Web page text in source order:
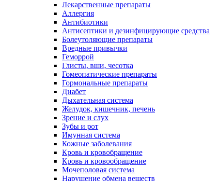
Лекарственные препараты
Аллергия
Антибиотики
Антисептики и дезинфицирующие средства
Болеутоляющие препараты
Вредные привычки
Геморрой
Глисты, вши, чесотка
Гомеопатические препараты
Гормональные препараты
Диабет
Дыхательная система
Желудок, кишечник, печень
Зрение и слух
Зубы и рот
Имунная система
Кожные заболевания
Кровь и кровобращение
Кровь и кровообращение
Мочеполовая система
Нарушение обмена веществ